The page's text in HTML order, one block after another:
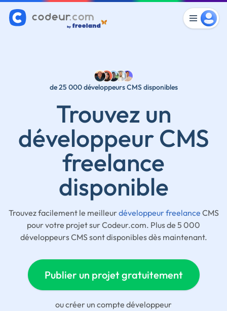
de 25 000 développeurs CMS disponibles
Trouvez un
développeur CMS
freelance
disponible
Trouvez facilement le meilleurdéveloppeur freelance CMS
pour votre projet sur Codeur.com. Plus de 5 000
développeurs CMS sont disponibles dès maintenant.
Publier un projet gratuitement
oucréer un compte développeur